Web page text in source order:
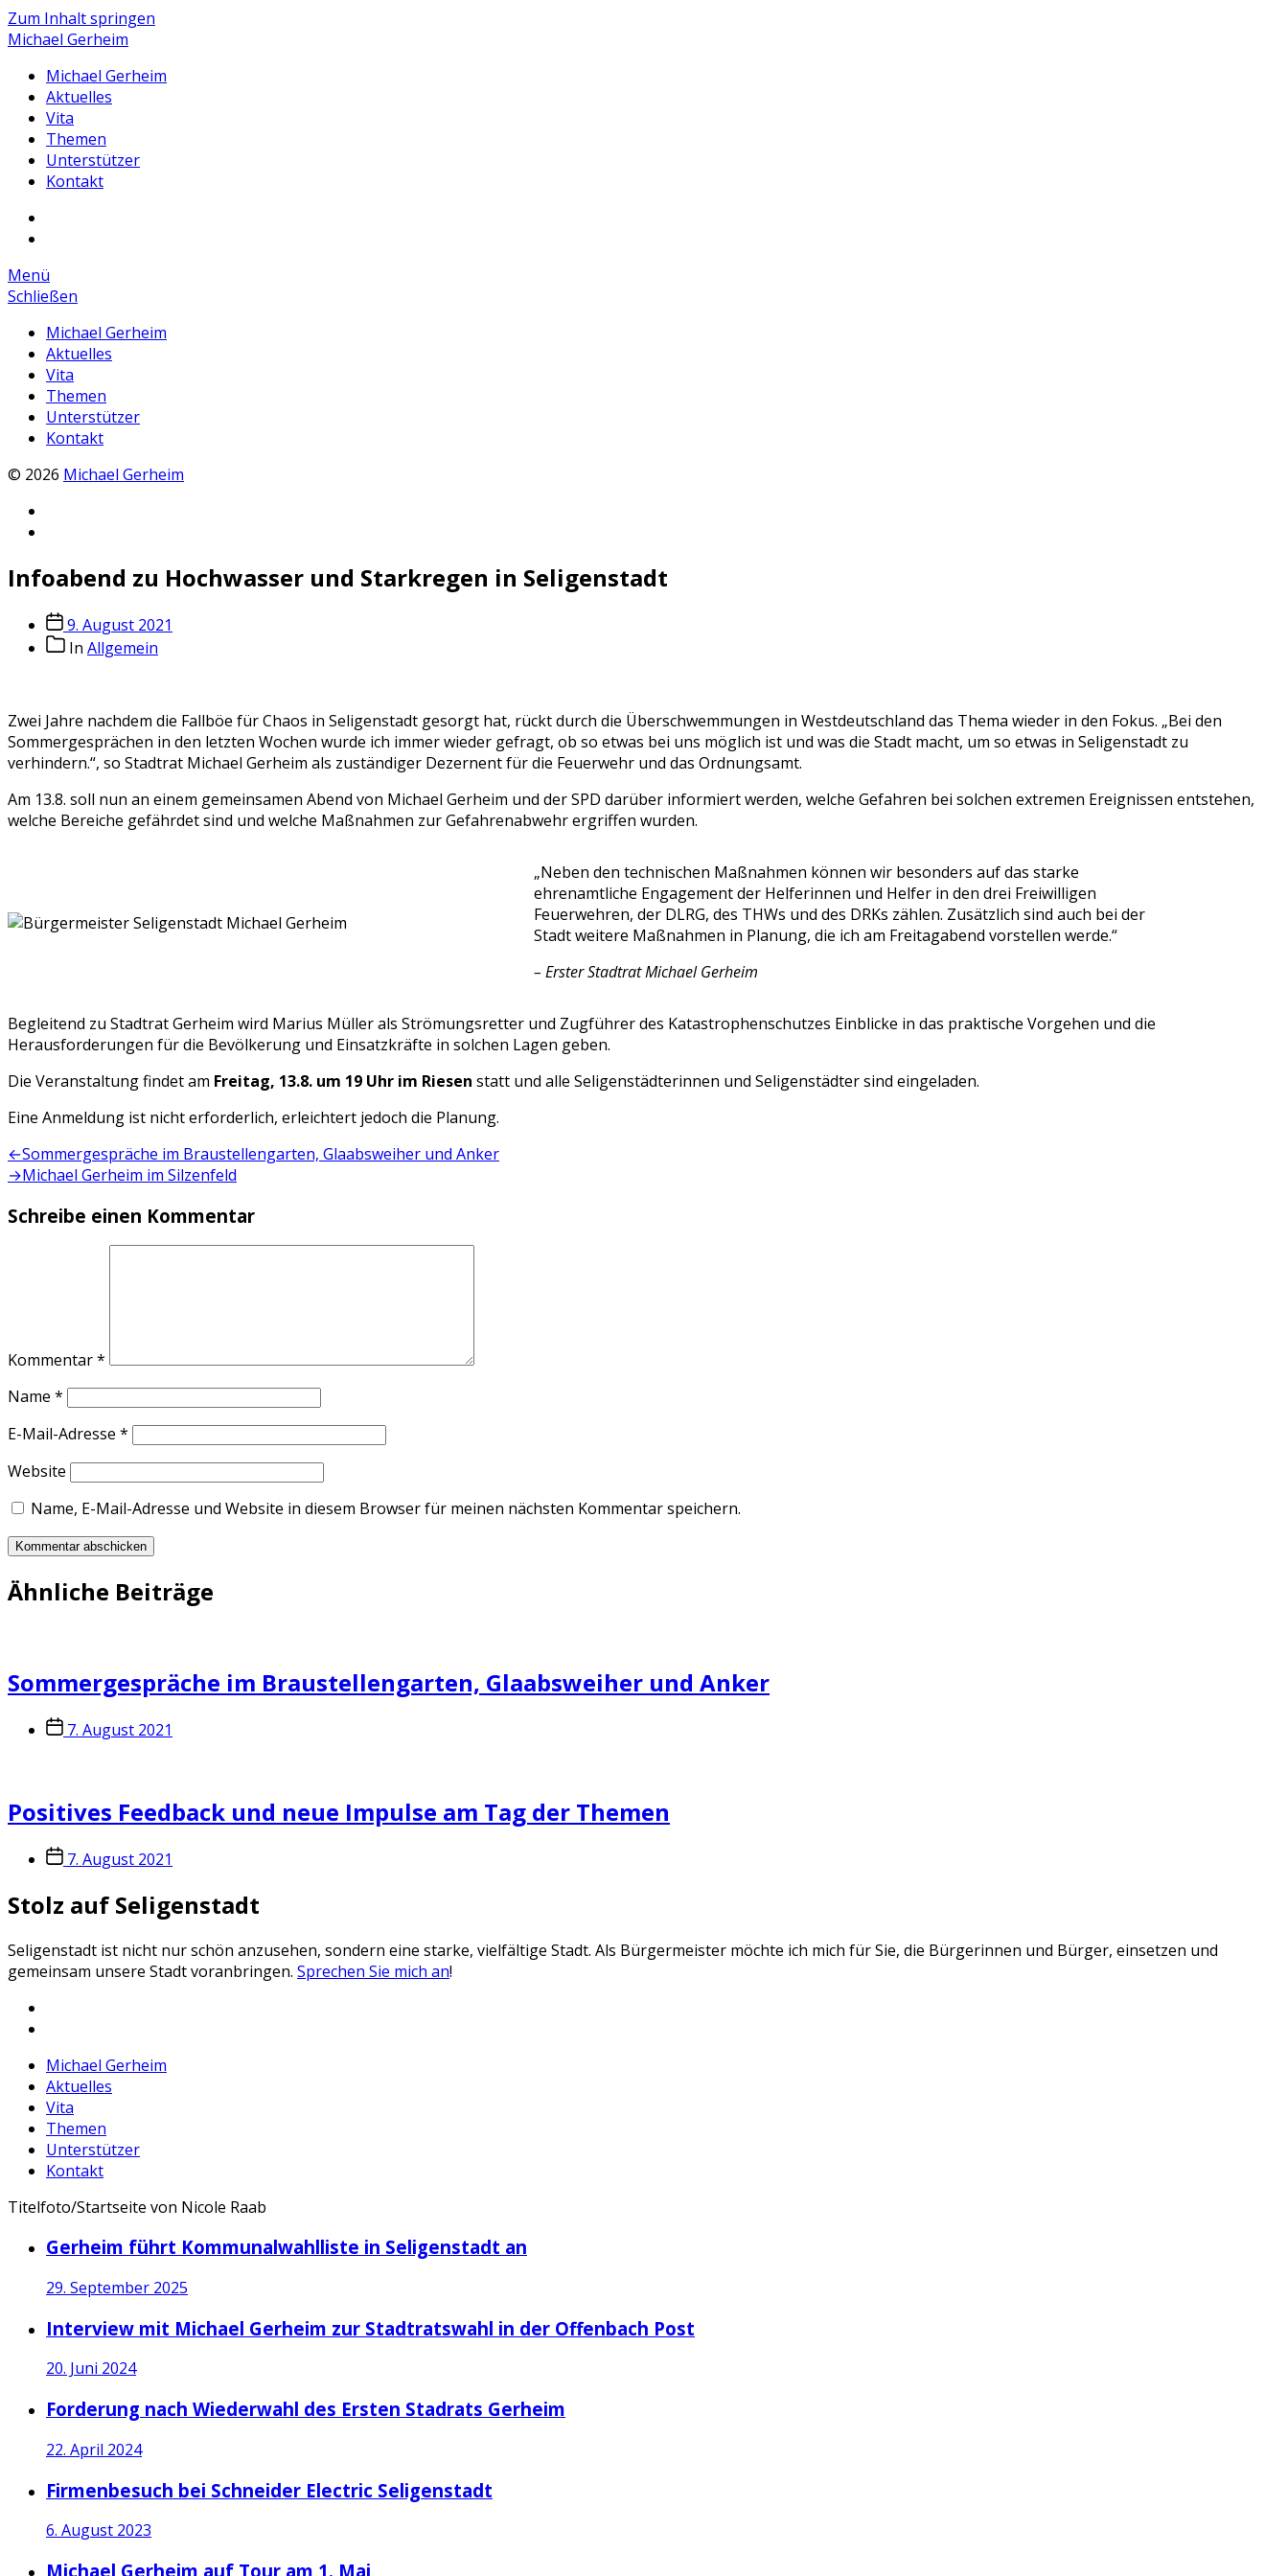
Zum Inhalt springen
Michael Gerheim
Michael Gerheim
Aktuelles
Vita
Themen
Unterstützer
Kontakt
Gerheim
Menü
Schließen
Michael Gerheim
Aktuelles
Vita
Themen
Unterstützer
Kontakt
© 2026 Michael Gerheim
Gerheim
Infoabend zu Hochwasser und Starkregen in Seligenstadt
Veröffentlichungsdatum
9. August 2021
Beitragskategorien
In Allgemein
Zwei Jahre nachdem die Fallböe für Chaos in Seligenstadt gesorgt hat, rückt durch die Überschwemmungen in Westdeutschland das Thema wieder in den Fokus. „Bei den
Sommergesprächen in den letzten Wochen wurde ich immer wieder gefragt, ob so etwas bei uns möglich ist und was die Stadt macht, um so etwas in Seligenstadt zu
verhindern.“, so Stadtrat Michael Gerheim als zuständiger Dezernent für die Feuerwehr und das Ordnungsamt.
Am 13.8. soll nun an einem gemeinsamen Abend von Michael Gerheim und der SPD darüber informiert werden, welche Gefahren bei solchen extremen Ereignissen entstehen,
welche Bereiche gefährdet sind und welche Maßnahmen zur Gefahrenabwehr ergriffen wurden.
„Neben den technischen Maßnahmen können wir besonders auf das starke
ehrenamtliche Engagement der Helferinnen und Helfer in den drei Freiwilligen
Feuerwehren, der DLRG, des THWs und des DRKs zählen. Zusätzlich sind auch bei der
Stadt weitere Maßnahmen in Planung, die ich am Freitagabend vorstellen werde.“
– Erster Stadtrat Michael Gerheim
Begleitend zu Stadtrat Gerheim wird Marius Müller als Strömungsretter und Zugführer des Katastrophenschutzes Einblicke in das praktische Vorgehen und die
Herausforderungen für die Bevölkerung und Einsatzkräfte in solchen Lagen geben.
Die Veranstaltung findet am Freitag, 13.8. um 19 Uhr im Riesen statt und alle Seligenstädterinnen und Seligenstädter sind eingeladen.
Eine Anmeldung ist nicht erforderlich, erleichtert jedoch die Planung.
Beitragsnavigation
←Vorheriger
Beitrag:
Sommergespräche im Braustellengarten, Glaabsweiher und Anker
→Nächster
Michael Gerheim im Silzenfeld
Schreibe einen Kommentar
Kommentar*
Name *
E-Mail-Adresse *
Website
Name, E-Mail-Adresse und Website in diesem Browser für meinen nächsten Kommentar speichern.
Ähnliche Beiträge
Sommergespräche im Braustellengarten, Glaabsweiher und Anker
Veröffentlichungsdatum
7. August 2021
Positives Feedback und neue Impulse am Tag der Themen
Veröffentlichungsdatum
7. August 2021
Stolz auf Seligenstadt
Seligenstadt ist nicht nur schön anzusehen, sondern eine starke, vielfältige Stadt. Als Bürgermeister möchte ich mich für Sie, die Bürgerinnen und Bürger, einsetzen und
gemeinsam unsere Stadt voranbringen. Sprechen Sie mich an!
Gerheim
Michael Gerheim
Aktuelles
Vita
Themen
Unterstützer
Kontakt
Titelfoto/Startseite von Nicole Raab
Gerheim führt Kommunalwahlliste in Seligenstadt an
29. September 2025
Interview mit Michael Gerheim zur Stadtratswahl in der Offenbach Post
20. Juni 2024
Forderung nach Wiederwahl des Ersten Stadrats Gerheim
22. April 2024
Firmenbesuch bei Schneider Electric Seligenstadt
6. August 2023
Michael Gerheim auf Tour am 1. Mai